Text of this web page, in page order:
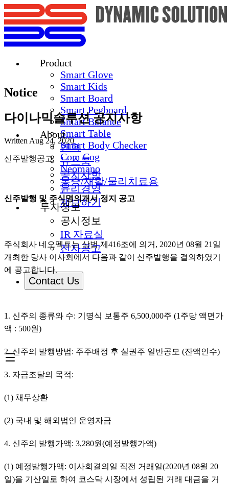
Product
Smart Glove
Smart Kids
Smart Board
Smart Pegboard
Smart Balance
Smart Table
Smart Body Checker
Com Cog
Neomano
통증/재활/물리치료용
About
연혁
뉴스룸
공지사항
윤리경영
제보하기
투자정보
공시정보
IR 자료실
전자공고
Contact Us
Notice
다이나믹솔루션 공지사항
Written Aug 24, 2020
신주발행공고
신주발행 및 주식명의개서 정지 공고
주식회사 네오펙트는 상법 제416조에 의거, 2020년 08월 21일
개최한 당사 이사회에서 다음과 같이 신주발행을 결의하였기
에 공고합니다.
1. 신주의 종류와 수: 기명식 보통주 6,500,000주 (1주당 액면가
액 : 500원)
2. 신주의 발행방법: 주주배정 후 실권주 일반공모 (잔액인수)
3. 자금조달의 목적:
(1) 채무상환
(2) 국내 및 해외법인 운영자금
4. 신주의 발행가액: 3,280원(예정발행가액)
(1) 예정발행가액: 이사회결의일 직전 거래일(2020년 08월 20
일)을 기산일로 하여 코스닥 시장에서 성립된 거래 대금을 거